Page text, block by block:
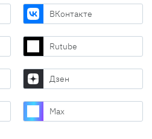
ВКонтакте
Rutube
Дзен
Max